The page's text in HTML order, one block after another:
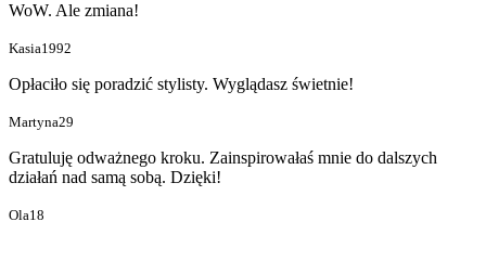
WoW. Ale zmiana!
Kasia1992
Opłaciło się poradzić stylisty. Wyglądasz świetnie!
Martyna29
Gratuluję odważnego kroku. Zainspirowałaś mnie do dalszych
działań nad samą sobą. Dzięki!
Ola18